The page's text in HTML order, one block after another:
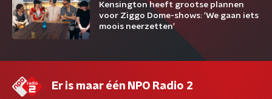
Kensington heeft grootse plannen
voor Ziggo Dome-shows: 'We gaan iets
moois neerzetten'
Er is maar één NPO Radio 2